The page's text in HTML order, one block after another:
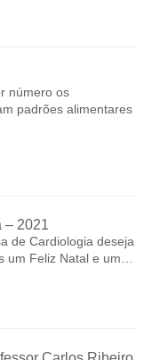
número os
padrões alimentares
– 2021
de Cardiologia deseja
um Feliz Natal e um…